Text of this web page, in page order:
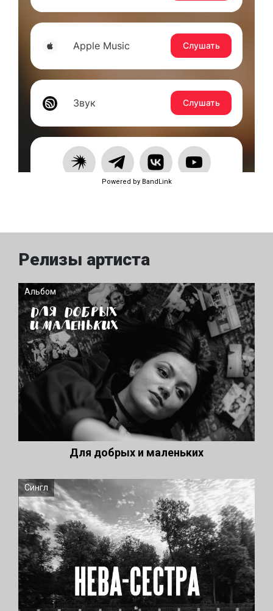
Powered by BandLink
Релизы артиста
Альбом
Для добрых и маленьких
Сингл